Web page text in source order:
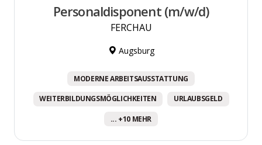
Personaldisponent (m/w/d)
FERCHAU
Augsburg
MODERNE ARBEITSAUSSTATTUNG
WEITERBILDUNGSMÖGLICHKEITEN URLAUBSGELD
... +10 MEHR